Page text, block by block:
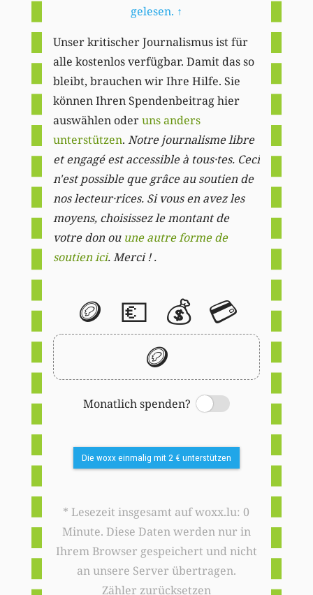
gelesen. ↑
Unser kritischer Journalismus ist für
alle kostenlos verfügbar. Damit das so
bleibt, brauchen wir Ihre Hilfe. Sie
können Ihren Spendenbeitrag hier
auswählen oderuns anders
unterstützen. Notre journalisme libre
et engagé est accessible à tous·tes. Ceci
n'est possible que grâce au soutien de
nos lecteur·rices. Si vous en avez les
moyens, choisissez le montant de
votre don ou une autre forme de
soutien ici. Merci ! .
🪙 💶 💰 💳
🪙
Monatlich spenden?
Switch
Die woxx einmalig mit 2 € unterstützen
* Lesezeit insgesamt auf woxx.lu: 0
Minute. Diese Daten werden nur in
Ihrem Browser gespeichert und nicht
an unsere Server übertragen.
Zähler zurücksetzen